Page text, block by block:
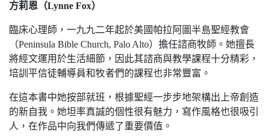
方莉恩 （Lynne Fox）
臨床心理師，一九九二年起於美國帕拉阿圖半島聖經教會
（Peninsula Bible Church, Palo Alto）擔任諮商牧師。她擅長
將經文運用於生活細節，因此其諮商與教學課程十分精彩，
培訓平信徒輔導員和牧者們的課程也非常豐富。
在這本書中她按部就班，根據聖經一步步地架構出上帝創造
的新自我。她坦率真誠的個性很有魅力，寫作風格也很吸引
人，在作品中向我們傳遞了重要價值。